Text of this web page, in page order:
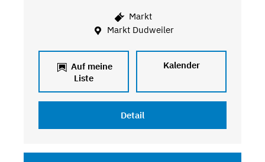
Markt
Markt Dudweiler
Auf meine
Liste
Kalender
Detail